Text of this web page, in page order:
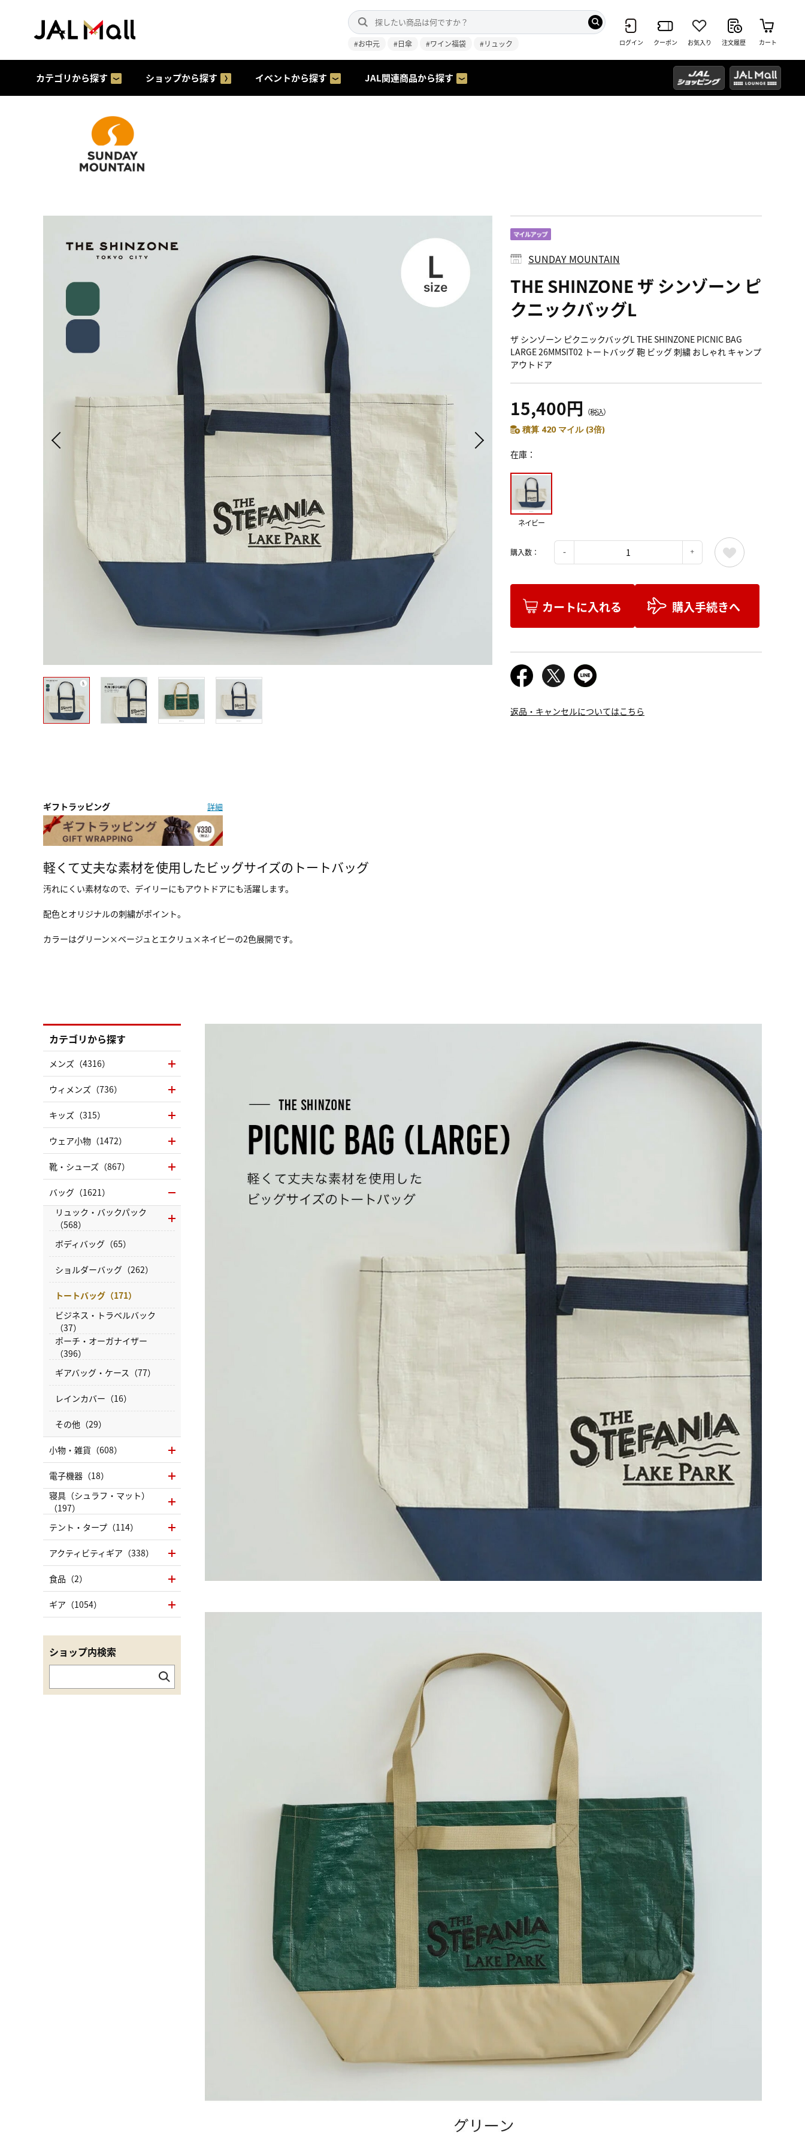
#お中元 #日傘 #ワイン福袋 #リュック ログイン クーポン お気入り 注文履歴 カート
カテゴリから探す ショップから探す イベントから探す JAL関連商品から探す
SUNDAY MOUNTAIN
THE SHINZONE ザ シンゾーン ピ
クニックバッグL
ザ シンゾーン ピクニックバッグL THE SHINZONE PICNIC BAG
LARGE 26MMSIT02 トートバッグ 鞄 ビッグ 刺繍 おしゃれ キャンプ
アウトドア
15,400円 （税込）
積算 420 マイル (3倍)
在庫
ネイビー
購入数：
カートに入れる 購入手続きへ
返品・キャンセルについてはこちら
ギフトラッピング 詳細
軽くて丈夫な素材を使用したビッグサイズのトートバッグ
汚れにくい素材なので、デイリーにもアウトドアにも活躍します。
配色とオリジナルの刺繍がポイント。
カラーはグリーン×ベージュとエクリュ×ネイビーの2色展開です。
カテゴリから探す
メンズ（4316）
ウィメンズ（736）
キッズ（315）
ウェア小物（1472）
靴・シューズ（867）
バッグ（1621）
リュック・バックパック
（568）
ボディバッグ（65）
ショルダーバッグ（262）
トートバッグ（171）
ビジネス・トラベルバック
（37）
ポーチ・オーガナイザー
（396）
ギアバッグ・ケース（77）
レインカバー（16）
その他（29）
小物・雑貨（608）
電子機器（18）
寝具（シュラフ・マット）
（197）
テント・タープ（114）
アクティビティギア（338）
食品（2）
ギア（1054）
ショップ内検索